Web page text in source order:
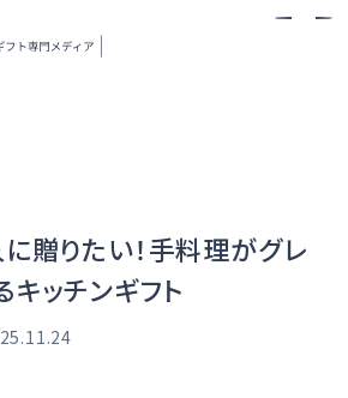
贈りたい！手料理がグレ
キッチンギフト